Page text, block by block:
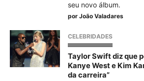
seu novo álbum.
por João Valadares
CELEBRIDADES
Taylor Swift diz que
Kanye West e Kim
da carreira”